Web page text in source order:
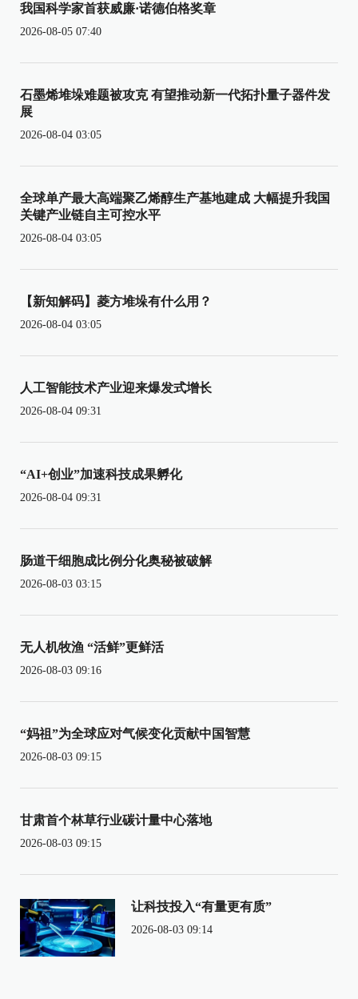
我国科学家首获威廉·诺德伯格奖章
2026-08-05 07:40
石墨烯堆垛难题被攻克 有望推动新一代拓扑量子器件发
展
2026-08-04 03:05
全球单产最大高端聚乙烯醇生产基地建成 大幅提升我国
关键产业链自主可控水平
2026-08-04 03:05
【新知解码】菱方堆垛有什么用？
2026-08-04 03:05
人工智能技术产业迎来爆发式增长
2026-08-04 09:31
“AI+创业”加速科技成果孵化
2026-08-04 09:31
肠道干细胞成比例分化奥秘被破解
2026-08-03 03:15
无人机牧渔 “活鲜”更鲜活
2026-08-03 09:16
“妈祖”为全球应对气候变化贡献中国智慧
2026-08-03 09:15
甘肃首个林草行业碳计量中心落地
2026-08-03 09:15
让科技投入“有量更有质”
2026-08-03 09:14